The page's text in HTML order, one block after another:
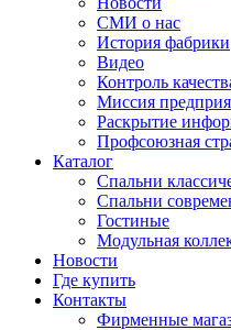
СМИ о нас
История фабрики
Видео
Контроль
Миссия
Раскрытие
Профсоюзная
Каталог
Спальни
Спальни
Гостиные
Модульная
Новости
Где купить
Контакты
Фирменные